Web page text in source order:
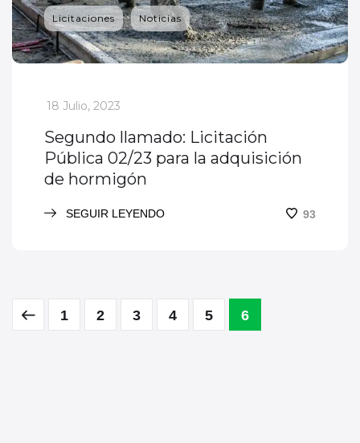
Licitaciones Noticias
_
18 Julio, 2023
Segundo llamado: Licitación
Pública 02/23 para la adquisición
de hormigón
SEGUIR LEYENDO 93
1 2 3 4 5 6